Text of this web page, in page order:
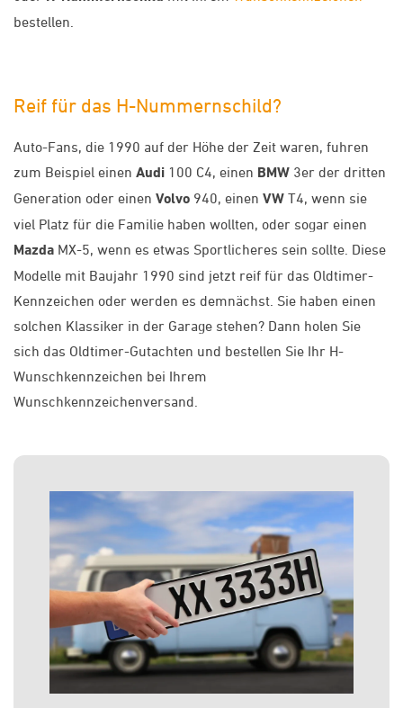
bestellen.
Reif für das H-Nummernschild?
Auto-Fans, die 1990 auf der Höhe der Zeit waren, fuhren
zum Beispiel einen Audi 100 C4, einen BMW 3er der dritten
Generation oder einen Volvo 940, einen VW T4, wenn sie
viel Platz für die Familie haben wollten, oder sogar einen
Mazda MX-5, wenn es etwas Sportlicheres sein sollte. Diese
Modelle mit Baujahr 1990 sind jetzt reif für das Oldtimer-
Kennzeichen oder werden es demnächst. Sie haben einen
solchen Klassiker in der Garage stehen? Dann holen Sie
sich das Oldtimer-Gutachten und bestellen Sie Ihr H-
Wunschkennzeichen bei Ihrem
Wunschkennzeichenversand.